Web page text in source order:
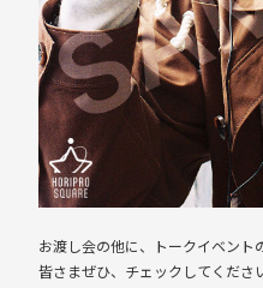
お渡し会の他に、トークイベント
皆さまぜひ、チェックしてくださ